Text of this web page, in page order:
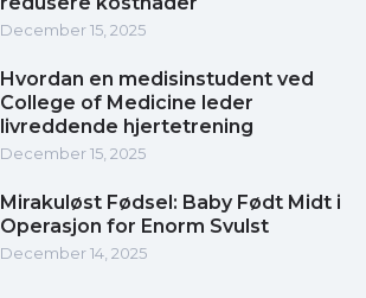
December 15, 2025
Hvordan en medisinstudent ved
College of Medicine leder
livreddende hjertetrening
December 15, 2025
Mirakuløst Fødsel: Baby Født Midt i
Operasjon for Enorm Svulst
December 14, 2025